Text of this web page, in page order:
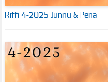
Riffi 4-2025 Junnu & Pena